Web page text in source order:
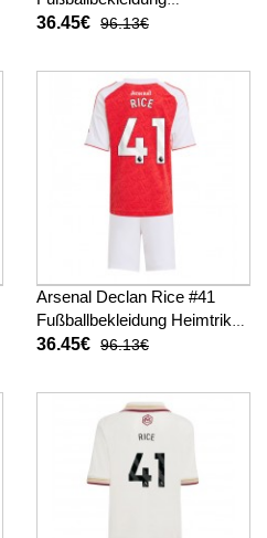
Auswärtstrikot Kinder 2025-
36.45€ 96.13€
Arsenal Declan Rice #41
Fußballbekleidung Heimtrikot
Kinder 2025-26 Kurzarm (+
36.45€ 96.13€